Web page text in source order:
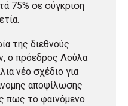
75% σε σύγκριση
της διεθνούς
ο πρόεδρος Λούλα
νέο σχέδιο για
αποψίλωσης
πως το φαινόμενο